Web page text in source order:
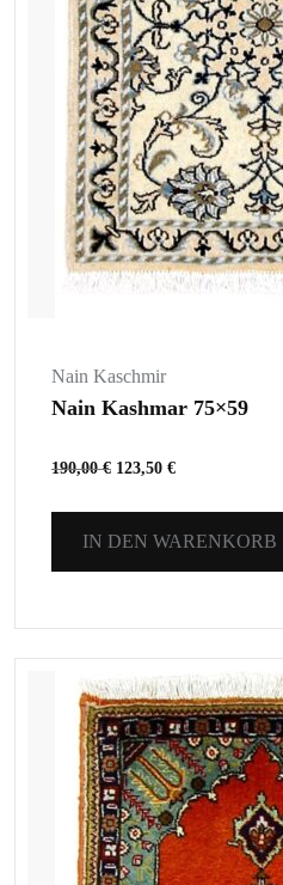
Nain Kaschmir
Nain Kashmar 75×59
190,00€ 123,50 €
IN DEN WARENKORB